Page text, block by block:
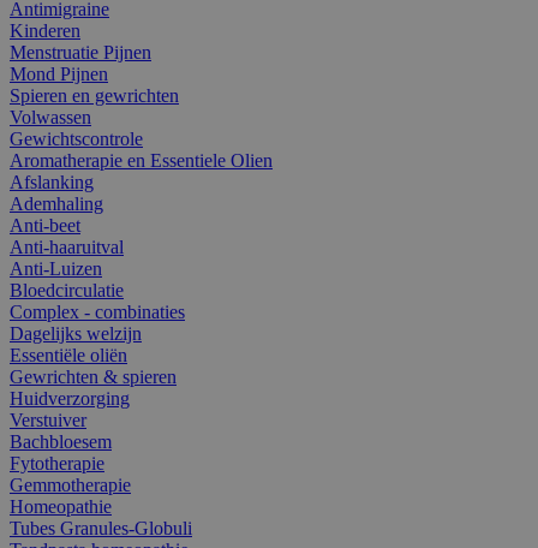
Antimigraine
Kinderen
Menstruatie Pijnen
Mond Pijnen
Spieren en gewrichten
Volwassen
Gewichtscontrole
Aromatherapie en Essentiele Olien
Afslanking
Ademhaling
Anti-beet
Anti-haaruitval
Anti-Luizen
Bloedcirculatie
Complex - combinaties
Dagelijks welzijn
Essentiële oliën
Gewrichten & spieren
Huidverzorging
Verstuiver
Bachbloesem
Fytotherapie
Gemmotherapie
Homeopathie
Tubes Granules-Globuli